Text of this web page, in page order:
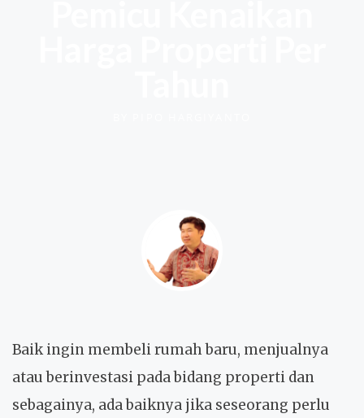
Baik ingin membeli rumah baru, menjualnya
atau berinvestasi pada bidang properti dan
sebagainya, ada baiknya jika seseorang perlu